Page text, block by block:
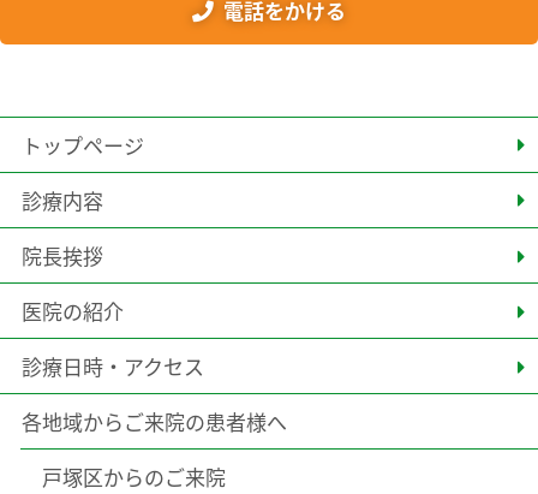
電話をかける
トップページ
診療内容
院長挨拶
医院の紹介
診療日時・アクセス
各地域からご来院の患者様へ
戸塚区からのご来院